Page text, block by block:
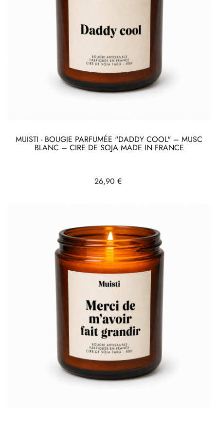
MUISTI - BOUGIE PARFUMÉE "DADDY COOL" – MUSC
BLANC – CIRE DE SOJA MADE IN FRANCE
Prix
26,90 €